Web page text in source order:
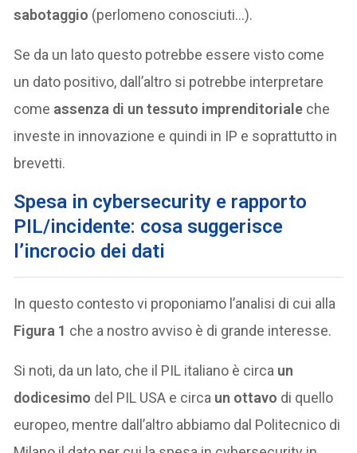
sabotaggio (perlomeno conosciuti…).
Se da un lato questo potrebbe essere visto come
un dato positivo, dall’altro si potrebbe interpretare
come assenza di un tessuto imprenditoriale che
investe in innovazione e quindi in IP e soprattutto in
brevetti.
Spesa in cybersecurity e rapporto
PIL/incidente: cosa suggerisce
l’incrocio dei dati
In questo contesto vi proponiamo l’analisi di cui alla
Figura 1 che a nostro avviso è di grande interesse.
Si noti, da un lato, che il PIL italiano è circa un
dodicesimo del PIL USA e circa un ottavo di quello
europeo, mentre dall’altro abbiamo dal Politecnico di